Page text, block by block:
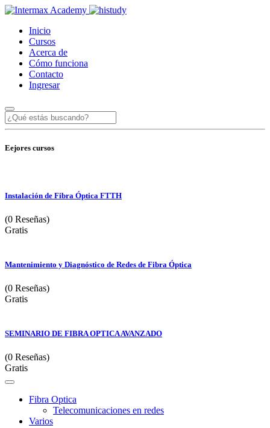
Inicio
Cursos
Acerca de
Cómo funciona
Contacto
Ingresar
Eejores cursos
Instalación de Fibra Óptica FTTH
(0 Reseñas)
Gratis
Mantenimiento y Diagnóstico de Redes de Fibra Óptica
(0 Reseñas)
Gratis
SEMINARIO DE FIBRA OPTICA AVANZADO
(0 Reseñas)
Gratis
Fibra Optica
Telecomunicaciones en redes
Varios